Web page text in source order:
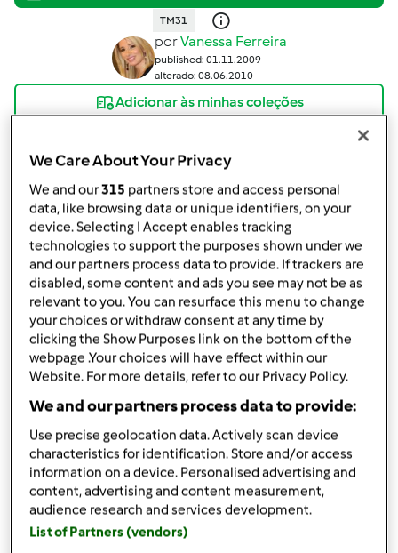
TM31
porVanessa Ferreira
published: 01.11.2009
alterado: 08.06.2010
Adicionar às minhas coleções
Criar uma variante
Ingredientes
Ingredientes:
1iogurte natural
1 1/2 medida (copo de iogurte) de açucar
1/2 medida de óleo
3ovo,s grandes
1 colher de chá de fermento
Adicionar à lista de compras
We Care About Your Privacy
We and our315 partners store and access personal
data, like browsing data or unique identifiers, on your
device. Selecting I Accept enables tracking
technologies to support the purposes shown under we
and our partners process data to provide. If trackers are
disabled, some content and ads you see may not be as
relevant to you. You can resurface this menu to change
your choices or withdraw consent at any time by
clicking the Show Purposes link on the bottom of the
webpage .Your choices will have effect within our
Website. For more details, refer to our Privacy Policy.
We and our partners process data to provide:
Use precise geolocation data. Actively scan device
characteristics for identification. Store and/or access
information on a device. Personalised advertising and
content, advertising and content measurement,
audience research and services development.
List of Partners (vendors)